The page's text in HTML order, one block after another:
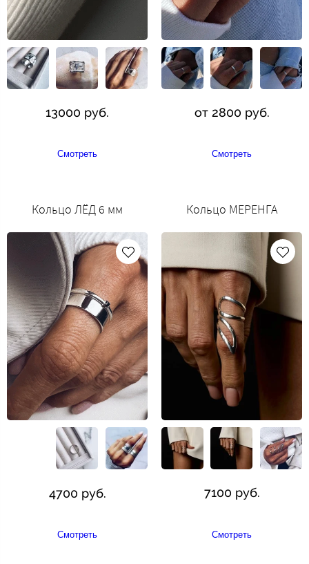
13000 руб.
Смотреть
от 2800 руб.
Смотреть
Кольцо ЛЁД 6 мм
4700 руб.
Смотреть
Кольцо МЕРЕНГА
7100 руб.
Смотреть